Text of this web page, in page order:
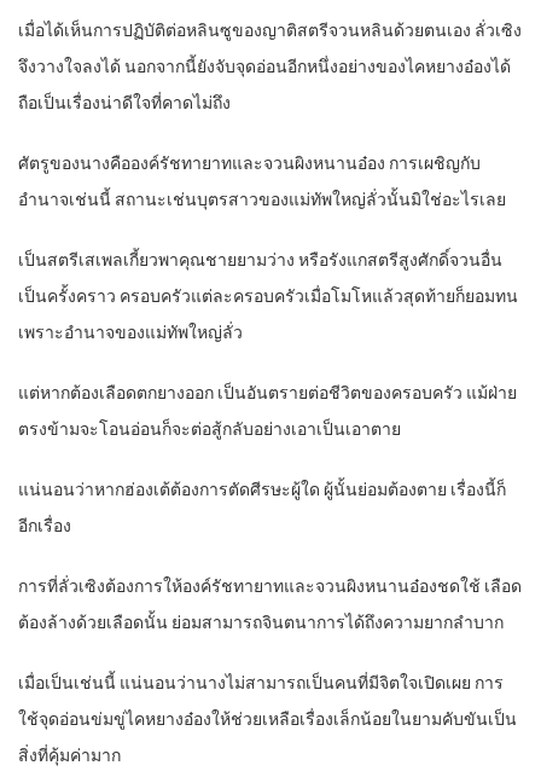
เมื่อได้เห็นการปฏิบัติต่อหลินซูของญาติสตรีจวนหลินด้วยตนเอง ลั่วเซิง
จึงวางใจลงได้ นอกจากนี้ยังจับจุดอ่อนอีกหนึ่งอย่างของไคหยางอ๋องได้
ถือเป็นเรื่องน่าดีใจที่คาดไม่ถึง
ศัตรูของนางคือองค์รัชทายาทและจวนผิงหนานอ๋อง การเผชิญกับ
อำนาจเช่นนี้ สถานะเช่นบุตรสาวของแม่ทัพใหญ่ลั่วนั้นมิใช่อะไรเลย
เป็นสตรีเสเพลเกี้ยวพาคุณชายยามว่าง หรือรังแกสตรีสูงศักดิ์จวนอื่น
เป็นครั้งคราว ครอบครัวแต่ละครอบครัวเมื่อโมโหแล้วสุดท้ายก็ยอมทน
เพราะอำนาจของแม่ทัพใหญ่ลั่ว
แต่หากต้องเลือดตกยางออก เป็นอันตรายต่อชีวิตของครอบครัว แม้ฝ่าย
ตรงข้ามจะโอนอ่อนก็จะต่อสู้กลับอย่างเอาเป็นเอาตาย
แน่นอนว่าหากฮ่องเต้ต้องการตัดศีรษะผู้ใด ผู้นั้นย่อมต้องตาย เรื่องนี้ก็
อีกเรื่อง
การที่ลั่วเซิงต้องการให้องค์รัชทายาทและจวนผิงหนานอ๋องชดใช้ เลือด
ต้องล้างด้วยเลือดนั้น ย่อมสามารถจินตนาการได้ถึงความยากลำบาก
เมื่อเป็นเช่นนี้ แน่นอนว่านางไม่สามารถเป็นคนที่มีจิตใจเปิดเผย การ
ใช้จุดอ่อนข่มขู่ไคหยางอ๋องให้ช่วยเหลือเรื่องเล็กน้อยในยามคับขันเป็น
สิ่งที่คุ้มค่ามาก